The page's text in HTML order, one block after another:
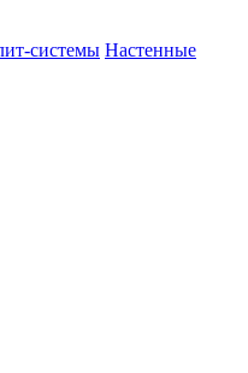
системы Настенные